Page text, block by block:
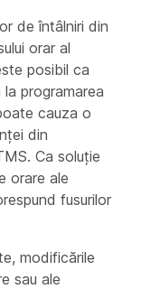
de întâlniri din
orar al
posibil ca
programarea
cauza o
din
Ca soluție
orare ale
fusurilor
modificările
sau ale